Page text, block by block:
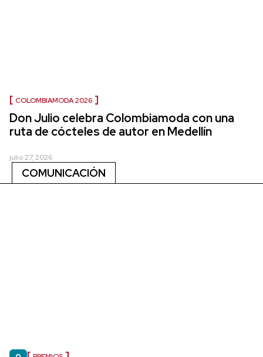
COLOMBIAMODA 2026
Don Julio celebra Colombiamoda con una
ruta de cócteles de autor en Medellín
julio 27, 2026
COMUNICACIÓN